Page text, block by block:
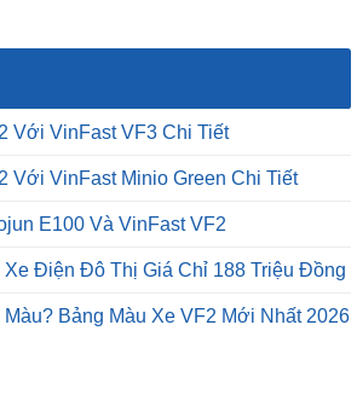
₫16,500,000.là:
Với VinFast VF3 Chi Tiết
Với VinFast Minio Green Chi Tiết
E100 Và VinFast VF2
Xe Điện Đô Thị Giá Chỉ 188 Triệu Đồng
Bảng Màu Xe VF2 Mới Nhất 2026